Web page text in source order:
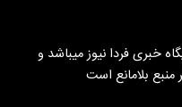
خبری فردا نیوز میباشد و
منبع بلامانع است